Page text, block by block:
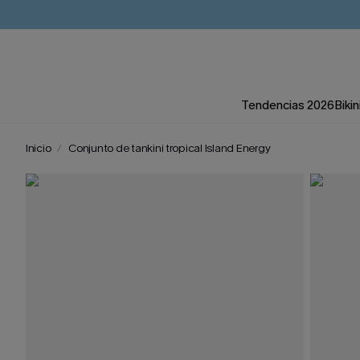
Tendencias 2026
Inicio Conjunto de tankini tropical Island Energy